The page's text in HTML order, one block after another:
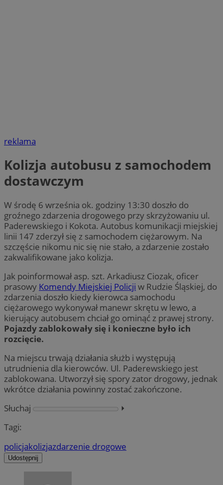
reklama
Kolizja autobusu z samochodem
dostawczym
W środę 6 września ok. godziny 13:30 doszło do
groźnego zdarzenia drogowego przy skrzyżowaniu ul.
Paderewskiego i Kokota. Autobus komunikacji miejskiej
linii 147 zderzył się z samochodem ciężarowym. Na
szczęście nikomu nic się nie stało, a zdarzenie zostało
zakwalifikowane jako kolizja.
Jak poinformował asp. szt. Arkadiusz Ciozak, oficer
prasowy Komendy Miejskiej Policji w Rudzie Śląskiej, do
zdarzenia doszło kiedy kierowca samochodu
ciężarowego wykonywał manewr skrętu w lewo, a
kierujący autobusem chciał go ominąć z prawej strony.
Pojazdy zablokowały się i konieczne było ich
rozcięcie.
Na miejscu trwają działania służb i występują
utrudnienia dla kierowców. Ul. Paderewskiego jest
zablokowana. Utworzył się spory zator drogowy, jednak
wkrótce działania powinny zostać zakończone.
Słuchaj
⏵︎
Tagi:
policjakolizjazdarzenie drogowe
Udostępnij